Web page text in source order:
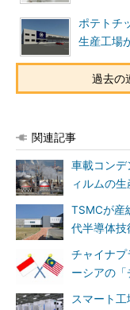
ポテトチ
生産工場
過去の
関連記事
車載コンデ
ィルムの
TSMCが産
代半導体技
チャイナプ
ーシアの「
スマート工